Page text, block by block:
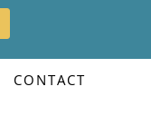
CONTACT